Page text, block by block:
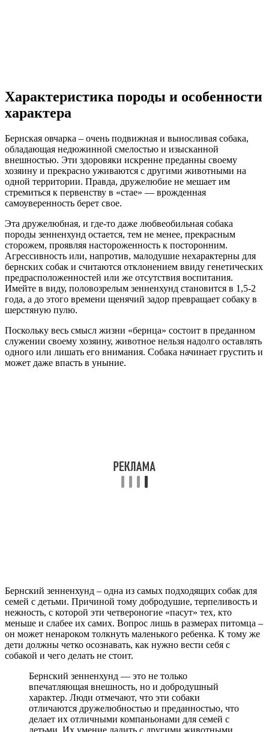
Характеристика породы и особенности
характера
Бернская овчарка – очень подвижная и выносливая собака,
обладающая недюжинной смелостью и изысканной
внешностью. Эти здоровяки искренне преданны своему
хозяину и прекрасно уживаются с другими животными на
одной территории. Правда, дружелюбие не мешает им
стремиться к первенству в «стае» — врожденная
самоуверенность берет свое.
Эта дружелюбная, и где-то даже любвеобильная собака
породы зенненхунд остается, тем не менее, прекрасным
сторожем, проявляя настороженность к посторонним.
Агрессивность или, напротив, малодушие нехарактерны для
бернских собак и считаются отклонением ввиду генетических
предрасположенностей или же отсутствия воспитания.
Имейте в виду, половозрелым зенненхунд становится в 1,5-2
года, а до этого времени щенячий задор превращает собаку в
шерстяную пулю.
Поскольку весь смысл жизни «бернца» состоит в преданном
служении своему хозяину, животное нельзя надолго оставлять
одного или лишать его внимания. Собака начинает грустить и
может даже впасть в уныние.
Бернский зенненхунд – одна из самых подходящих собак для
семей с детьми. Причиной тому добродушие, терпеливость и
нежность, с которой эти четвероногие «пасут» тех, кто
меньше и слабее их самих. Вопрос лишь в размерах питомца –
он может ненароком толкнуть маленького ребенка. К тому же
дети должны четко осознавать, как нужно вести себя с
собакой и чего делать не стоит.
Бернский зенненхунд — это не только
впечатляющая внешность, но и добродушный
характер. Люди отмечают, что эти собаки
отличаются дружелюбностью и преданностью, что
делает их отличными компаньонами для семей с